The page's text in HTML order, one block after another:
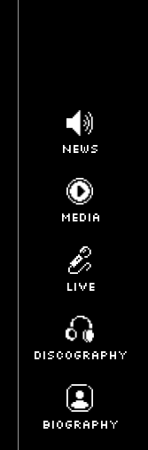
NEWS
MEDIA
LIVE
DISCOGRAPHY
BIOGRAPHY